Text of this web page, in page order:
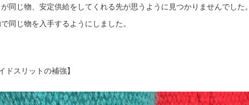
同じ物、安定供給をしてくれる先が思うように見つかりませんでした。
同じ物を入手するようにしました。
ドスリットの補強】